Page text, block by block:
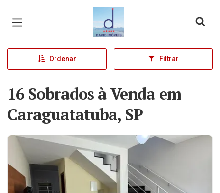
Página inicial
Ordenar Filtrar
16 Sobrados à Venda em
Caraguatatuba, SP